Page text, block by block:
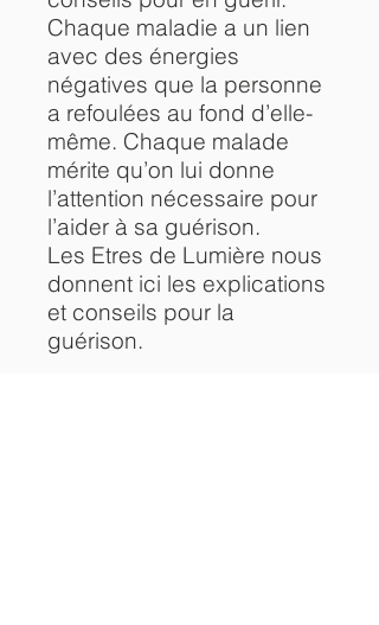
Chaque maladie a un lien
avec des énergies
négatives que la personne
a refoulées au fond d’elle-
même. Chaque malade
mérite qu’on lui donne
l’attention nécessaire pour
l’aider à sa guérison.
Les Etres de Lumière nous
donnent ici les explications
et conseils pour la
guérison.